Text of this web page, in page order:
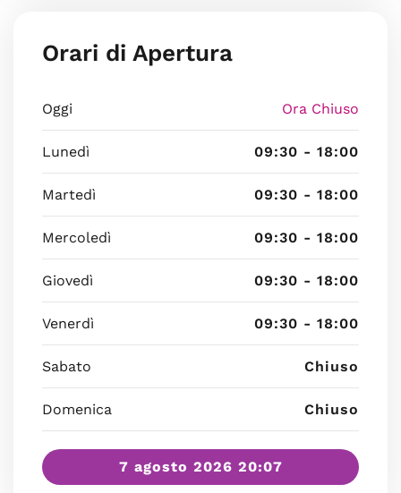
Orari di Apertura
Oggi Ora Chiuso
Lunedì 09:30 - 18:00
Martedì 09:30 - 18:00
Mercoledì 09:30 - 18:00
Giovedì 09:30 - 18:00
Venerdì 09:30 - 18:00
Sabato Chiuso
Domenica Chiuso
7 agosto 2026 20:07